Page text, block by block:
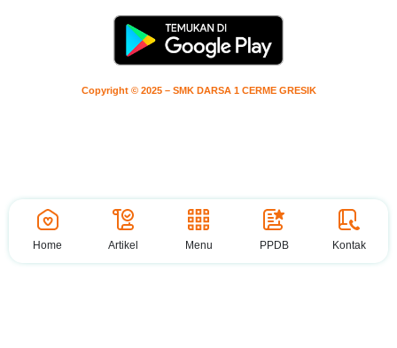
Copyright © 2025 – SMK DARSA 1 CERME GRESIK
Home Artikel Menu PPDB Kontak